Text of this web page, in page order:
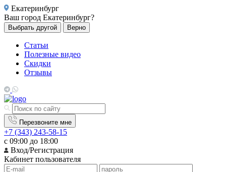
Екатеринбург
Ваш город Екатеринбург?
Выбрать другой Верно
Статьи
Полезные видео
Скидки
Отзывы
Перезвоните мне
+7 (343) 243-58-15
с 09:00 до 18:00
Вход/Регистрация
Кабинет пользователя